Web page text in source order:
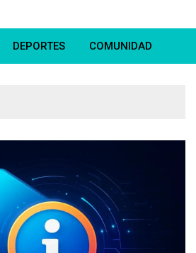
DEPORTES COMUNIDAD